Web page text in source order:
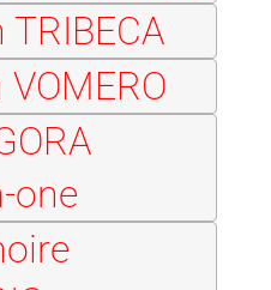
one